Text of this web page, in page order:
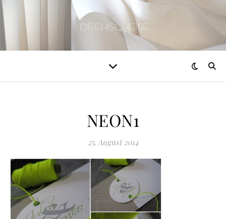
NEON1
25. August 2014